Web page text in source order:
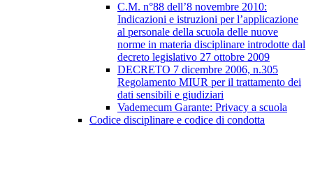
C.M. n°88 dell’8 novembre 2010:
Indicazioni e istruzioni per l’applicazione
al personale della scuola delle nuove
norme in materia disciplinare introdotte dal
decreto legislativo 27 ottobre 2009
DECRETO 7 dicembre 2006, n.305
Regolamento MIUR per il trattamento dei
dati sensibili e giudiziari
Vademecum Garante: Privacy a scuola
Codice disciplinare e codice di condotta